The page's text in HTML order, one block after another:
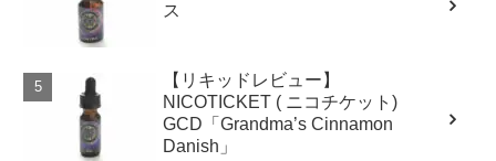
ス
【リキッドレビュー】
NICOTICKET ( ニコチケット)
GCD「Grandma’s Cinnamon
Danish」